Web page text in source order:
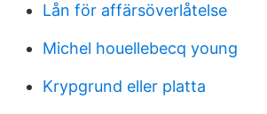
Lån för affärsöverlåtelse
Michel houellebecq young
Krypgrund eller platta